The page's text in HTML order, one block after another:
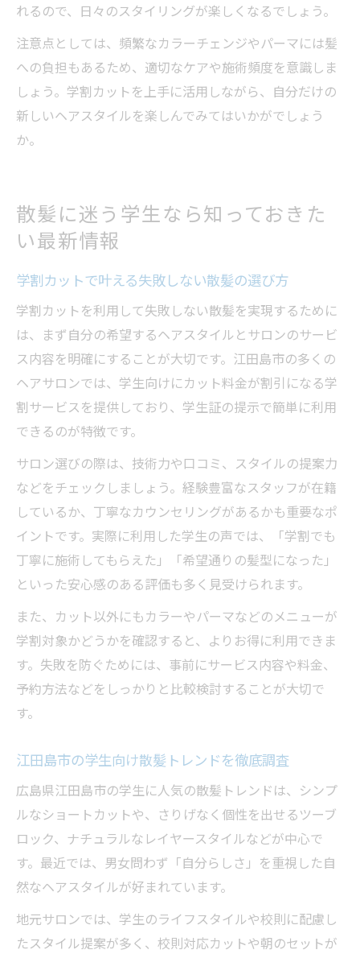
れるので、日々のスタイリングが楽しくなるでしょう。
注意点としては、頻繁なカラーチェンジやパーマには髪
への負担もあるため、適切なケアや施術頻度を意識しま
しょう。学割カットを上手に活用しながら、自分だけの
新しいヘアスタイルを楽しんでみてはいかがでしょう
か。
散髪に迷う学生なら知っておきた
い最新情報
学割カットで叶える失敗しない散髪の選び方
学割カットを利用して失敗しない散髪を実現するために
は、まず自分の希望するヘアスタイルとサロンのサービ
ス内容を明確にすることが大切です。江田島市の多くの
ヘアサロンでは、学生向けにカット料金が割引になる学
割サービスを提供しており、学生証の提示で簡単に利用
できるのが特徴です。
サロン選びの際は、技術力や口コミ、スタイルの提案力
などをチェックしましょう。経験豊富なスタッフが在籍
しているか、丁寧なカウンセリングがあるかも重要なポ
イントです。実際に利用した学生の声では、「学割でも
丁寧に施術してもらえた」「希望通りの髪型になった」
といった安心感のある評価も多く見受けられます。
また、カット以外にもカラーやパーマなどのメニューが
学割対象かどうかを確認すると、よりお得に利用できま
す。失敗を防ぐためには、事前にサービス内容や料金、
予約方法などをしっかりと比較検討することが大切で
す。
江田島市の学生向け散髪トレンドを徹底調査
広島県江田島市の学生に人気の散髪トレンドは、シンプ
ルなショートカットや、さりげなく個性を出せるツーブ
ロック、ナチュラルなレイヤースタイルなどが中心で
す。最近では、男女問わず「自分らしさ」を重視した自
然なヘアスタイルが好まれています。
地元サロンでは、学生のライフスタイルや校則に配慮し
たスタイル提案が多く、校則対応カットや朝のセットが